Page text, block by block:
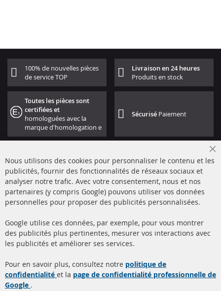
100% de nouvelles pièces
de service TOP
Livraison en 24 heures
Produits en stock
Toutes les pièces sont
certifiées et
homologuées avec la
marque d'homologation e
Sécurisé Paiement
+49 (0) 4533 799000
info@contra-automotive.de
facebook
instagram
Filtres à particules diesel
(FPD)
à propos de nous
Nous utilisons des cookies pour personnaliser le contenu et les
publicités, fournir des fonctionnalités de réseaux sociaux et
analyser notre trafic. Avec votre consentement, nous et nos
partenaires (y compris Google) pouvons utiliser vos données
personnelles pour proposer des publicités personnalisées.
Google utilise ces données, par exemple, pour vous montrer
des publicités plus pertinentes, mesurer vos interactions avec
les publicités et améliorer ses services.
Pour en savoir plus, consultez notre politique de
confidentialité et la page de confidentialité professionnelle de
Google .